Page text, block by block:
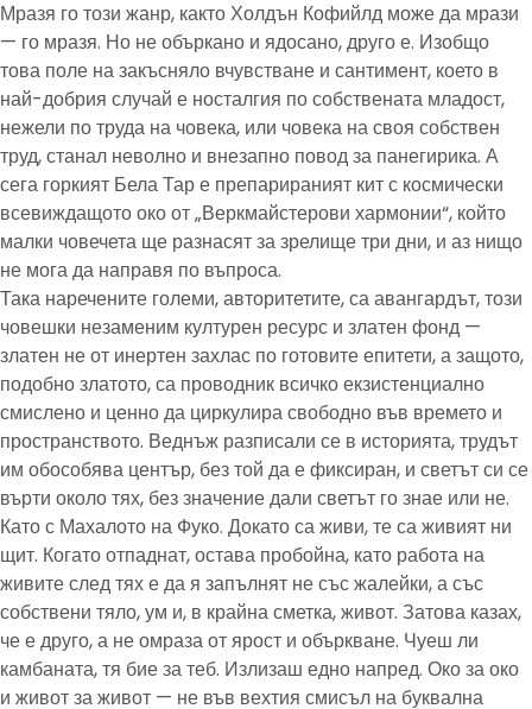
Мразя го този жанр, както Холдън Кофийлд може да мрази
— го мразя. Но не объркано и ядосано, друго е. Изобщо
това поле на закъсняло вчувстване и сантимент, което в
най-добрия случай е носталгия по собствената младост,
нежели по труда на човека, или човека на своя собствен
труд, станал неволно и внезапно повод за панегирика. А
сега горкият Бела Тар е препарираният кит с космически
всевиждащото око от „Веркмайстерови хармонии“, който
малки човечета ще разнасят за зрелище три дни, и аз нищо
не мога да направя по въпроса.
Така наречените големи, авторитетите, са авангардът, този
човешки незаменим културен ресурс и златен фонд —
златен не от инертен захлас по готовите епитети, а защото,
подобно златото, са проводник всичко екзистенциално
смислено и ценно да циркулира свободно във времето и
пространството. Веднъж разписали се в историята, трудът
им обособява център, без той да е фиксиран, и светът си се
върти около тях, без значение дали светът го знае или не.
Като с Махалото на Фуко. Докато са живи, те са живият ни
щит. Когато отпаднат, остава пробойна, като работа на
живите след тях е да я запълнят не със жалейки, а със
собствени тяло, ум и, в крайна сметка, живот. Затова казах,
че е друго, а не омраза от ярост и объркване. Чуеш ли
камбаната, тя бие за теб. Излизаш едно напред. Око за око
и живот за живот — не във вехтия смисъл на буквална